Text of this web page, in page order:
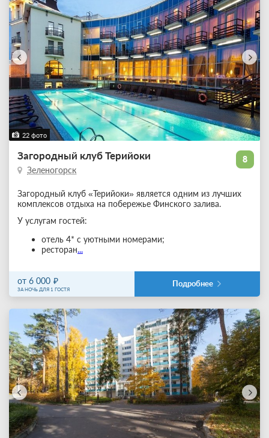
22 фото
8
Загородный клуб Терийоки
Зеленогорск
Загородный клуб «Терийоки» является одним из лучших
комплексов отдыха на побережье Финского залива.
У услугам гостей:
отель 4* с уютными номерами;
ресторан...
от 6 000
ЗА НОЧЬ ДЛЯ 1 ГОСТЯ
Подробнее